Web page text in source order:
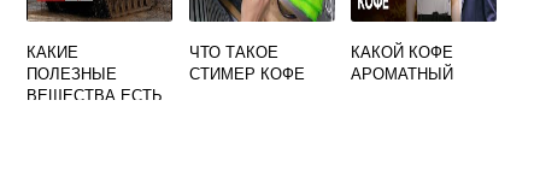
КАКИЕ
ПОЛЕЗНЫЕ
ВЕЩЕСТВА ЕСТЬ
ЧТО ТАКОЕ
СТИМЕР КОФЕ
КАКОЙ КОФЕ
АРОМАТНЫЙ